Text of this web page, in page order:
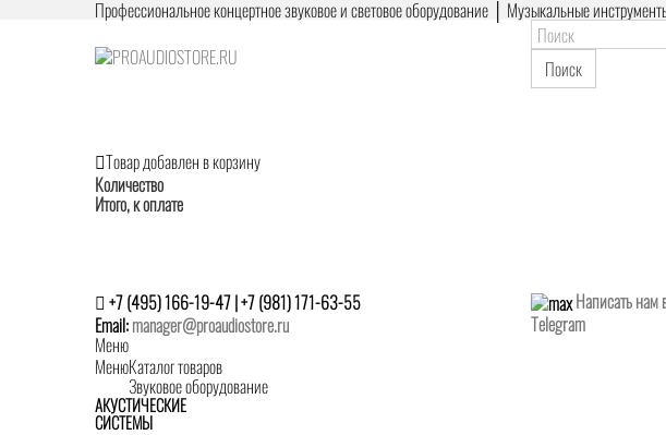
Профессиональное концертное звуковое и световое оборудование │ Музыкальные
Поиск
Товар добавлен в корзину
Количество
Итого, к оплате
+7 (495) 166-19-47 | +7 (981) 171-63-55
Email:manager@proaudiostore.ru
Написать нам
Telegram
Меню
МенюКаталог товаров
Звуковое оборудование
АКУСТИЧЕСКИЕ
СИСТЕМЫ